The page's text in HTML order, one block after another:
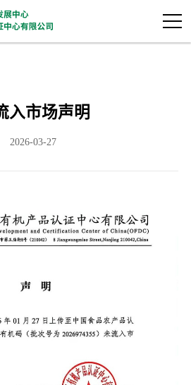
入市场声明
2026-03-27